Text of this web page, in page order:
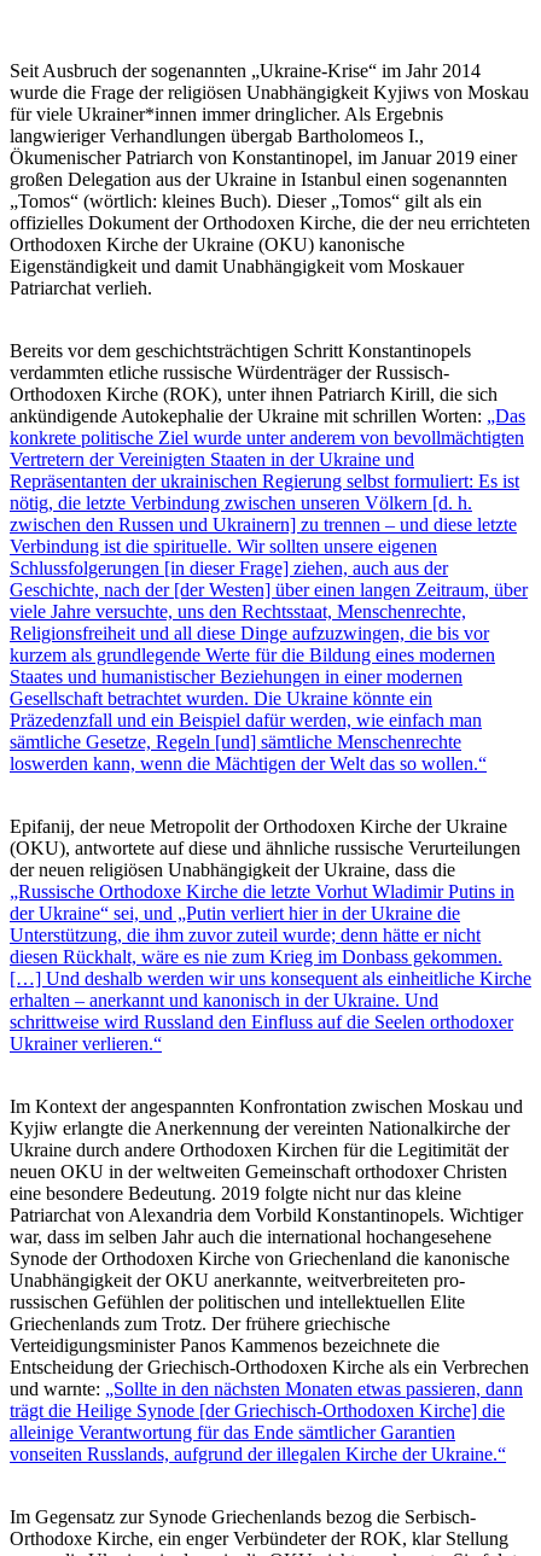
Seit Ausbruch der sogenannten „Ukraine-Krise“ im Jahr 2014
wurde die Frage der religiösen Unabhängigkeit Kyjiws von Moskau
für viele Ukrainer*innen immer dringlicher. Als Ergebnis
langwieriger Verhandlungen übergab Bartholomeos I.,
Ökumenischer Patriarch von Konstantinopel, im Januar 2019 einer
großen Delegation aus der Ukraine in Istanbul einen sogenannten
„Tomos“ (wörtlich: kleines Buch). Dieser „Tomos“ gilt als ein
offizielles Dokument der Orthodoxen Kirche, die der neu errichteten
Orthodoxen Kirche der Ukraine (OKU) kanonische
Eigenständigkeit und damit Unabhängigkeit vom Moskauer
Patriarchat verlieh.
Bereits vor dem geschichtsträchtigen Schritt Konstantinopels
verdammten etliche russische Würdenträger der Russisch-
Orthodoxen Kirche (ROK), unter ihnen Patriarch Kirill, die sich
ankündigende Autokephalie der Ukraine mit schrillen Worten: „Das
konkrete politische Ziel wurde unter anderem von bevollmächtigten
Vertretern der Vereinigten Staaten in der Ukraine und
Repräsentanten der ukrainischen Regierung selbst formuliert: Es ist
nötig, die letzte Verbindung zwischen unseren Völkern [d. h.
zwischen den Russen und Ukrainern] zu trennen – und diese letzte
Verbindung ist die spirituelle. Wir sollten unsere eigenen
Schlussfolgerungen [in dieser Frage] ziehen, auch aus der
Geschichte, nach der [der Westen] über einen langen Zeitraum, über
viele Jahre versuchte, uns den Rechtsstaat, Menschenrechte,
Religionsfreiheit und all diese Dinge aufzuzwingen, die bis vor
kurzem als grundlegende Werte für die Bildung eines modernen
Staates und humanistischer Beziehungen in einer modernen
Gesellschaft betrachtet wurden. Die Ukraine könnte ein
Präzedenzfall und ein Beispiel dafür werden, wie einfach man
sämtliche Gesetze, Regeln [und] sämtliche Menschenrechte
loswerden kann, wenn die Mächtigen der Welt das so wollen.“
Epifanij, der neue Metropolit der Orthodoxen Kirche der Ukraine
(OKU), antwortete auf diese und ähnliche russische Verurteilungen
der neuen religiösen Unabhängigkeit der Ukraine, dass die
„Russische Orthodoxe Kirche die letzte Vorhut Wladimir Putins in
der Ukraine“ sei, und „Putin verliert hier in der Ukraine die
Unterstützung, die ihm zuvor zuteil wurde; denn hätte er nicht
diesen Rückhalt, wäre es nie zum Krieg im Donbass gekommen.
[…] Und deshalb werden wir uns konsequent als einheitliche Kirche
erhalten – anerkannt und kanonisch in der Ukraine. Und
schrittweise wird Russland den Einfluss auf die Seelen orthodoxer
Ukrainer verlieren.“
Im Kontext der angespannten Konfrontation zwischen Moskau und
Kyjiw erlangte die Anerkennung der vereinten Nationalkirche der
Ukraine durch andere Orthodoxen Kirchen für die Legitimität der
neuen OKU in der weltweiten Gemeinschaft orthodoxer Christen
eine besondere Bedeutung. 2019 folgte nicht nur das kleine
Patriarchat von Alexandria dem Vorbild Konstantinopels. Wichtiger
war, dass im selben Jahr auch die international hochangesehene
Synode der Orthodoxen Kirche von Griechenland die kanonische
Unabhängigkeit der OKU anerkannte, weitverbreiteten pro-
russischen Gefühlen der politischen und intellektuellen Elite
Griechenlands zum Trotz. Der frühere griechische
Verteidigungsminister Panos Kammenos bezeichnete die
Entscheidung der Griechisch-Orthodoxen Kirche als ein Verbrechen
und warnte: „Sollte in den nächsten Monaten etwas passieren, dann
trägt die Heilige Synode [der Griechisch-Orthodoxen Kirche] die
alleinige Verantwortung für das Ende sämtlicher Garantien
vonseiten Russlands, aufgrund der illegalen Kirche der Ukraine.“
Im Gegensatz zur Synode Griechenlands bezog die Serbisch-
Orthodoxe Kirche, ein enger Verbündeter der ROK, klar Stellung